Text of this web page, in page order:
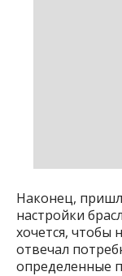
Наконец,
настройки
хочется, чтобы
отвечал
определенные